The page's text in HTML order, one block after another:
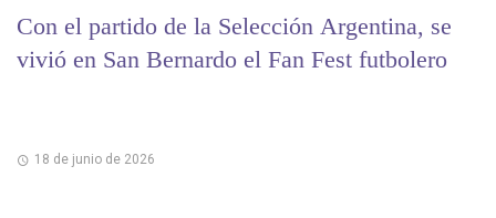
Con el partido de la Selección Argentina, se
vivió en San Bernardo el Fan Fest futbolero
18 de junio de 2026